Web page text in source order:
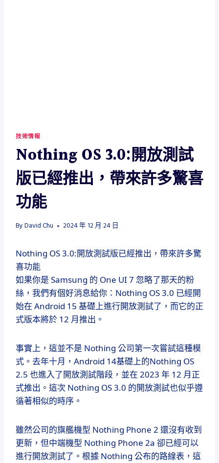
技術情報
Nothing OS 3.0:開放測試
版已經推出，帶來許多驚喜
功能
By David Chu 2024 年 12 月 24 日
Nothing OS 3.0:開放測試版已經推出，帶來許多驚
喜功能
如果你是 Samsung 的 One UI 7 忽略了那天的粉
絲，我們有個好消息給你：Nothing OS 3.0 已經開
始在 Android 15 基礎上進行開放測試了，而它的正
式版本將於 12 月推出。
事實上，這並不是 Nothing 公司第一次嘗試這種模
式。去年十月，Android 14基礎上的Nothing OS
2.5 也進入了開放測試階段，並在 2023 年 12 月正
式推出。這次 Nothing OS 3.0 的開放測試也似乎遵
循著相似的時序。
雖然公司的旗艦機型 Nothing Phone 2 還沒有收到
更新，但中端機型 Nothing Phone 2a 卻已經可以
進行開放測試了。根據 Nothing 公布的路線表，這